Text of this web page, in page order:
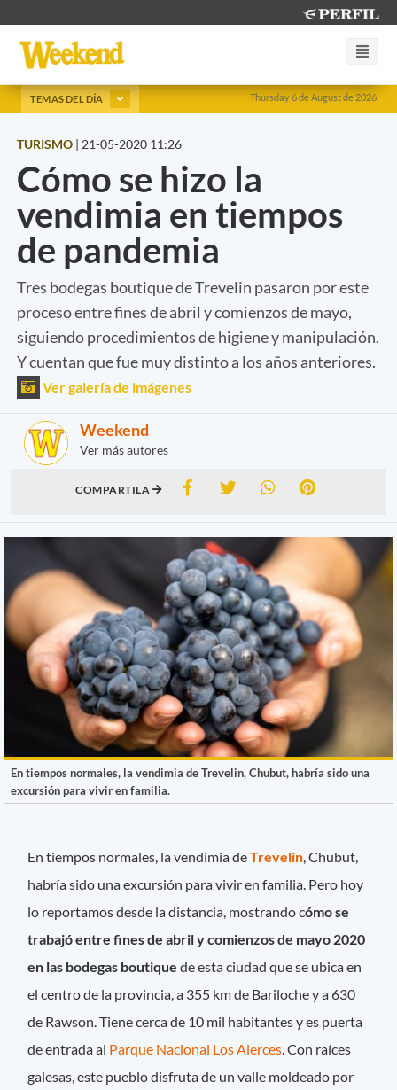
Thursday 6 de August de 2026
TEMAS DEL DÍA
TURISMO | 21-05-2020 11:26
Cómo se hizo la
vendimia en tiempos
de pandemia
Tres bodegas boutique de Trevelin pasaron por este
proceso entre fines de abril y comienzos de mayo,
siguiendo procedimientos de higiene y manipulación.
Y cuentan que fue muy distinto a los años anteriores.
Ver galería de imágenes
Weekend
Ver más autores
COMPARTILA
En tiempos normales, la vendimia de Trevelin, Chubut, habría sido una
excursión para vivir en familia.
En tiempos normales, la vendimia deTrevelin , Chubut,
habría sido una excursión para vivir en familia. Pero hoy
lo reportamos desde la distancia, mostrando cómo se
trabajó entre fines de abril y comienzos de mayo 2020
en las bodegas boutique de esta ciudad que se ubica en
el centro de la provincia, a 355 km de Bariloche y a 630
de Rawson. Tiene cerca de 10 mil habitantes y es puerta
de entrada al Parque Nacional Los Alerces . Con raíces
galesas, este pueblo disfruta de un valle moldeado por